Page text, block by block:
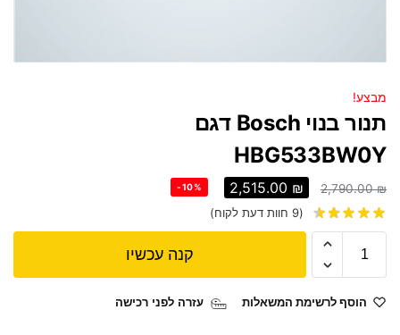
מבצע!
תנור בנוי Bosch דגם
HBG533BW0Y
2,790.00₪
2,515.00 ₪
-10%
(
9 חוות דעת לקוח)
קנה עכשיו
הוסף לרשימת המשאלות עזרה לפני רכישה